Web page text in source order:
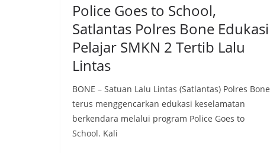
Police Goes to School,
Satlantas Polres Bone Edukasi
Pelajar SMKN 2 Tertib Lalu
Lintas
BONE – Satuan Lalu Lintas (Satlantas) Polres Bone
terus menggencarkan edukasi keselamatan
berkendara melalui program Police Goes to
School. Kali